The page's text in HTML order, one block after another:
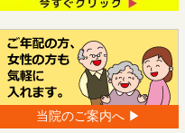
当院のご案内へ ▶︎